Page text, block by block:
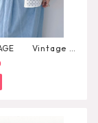
Vintage L